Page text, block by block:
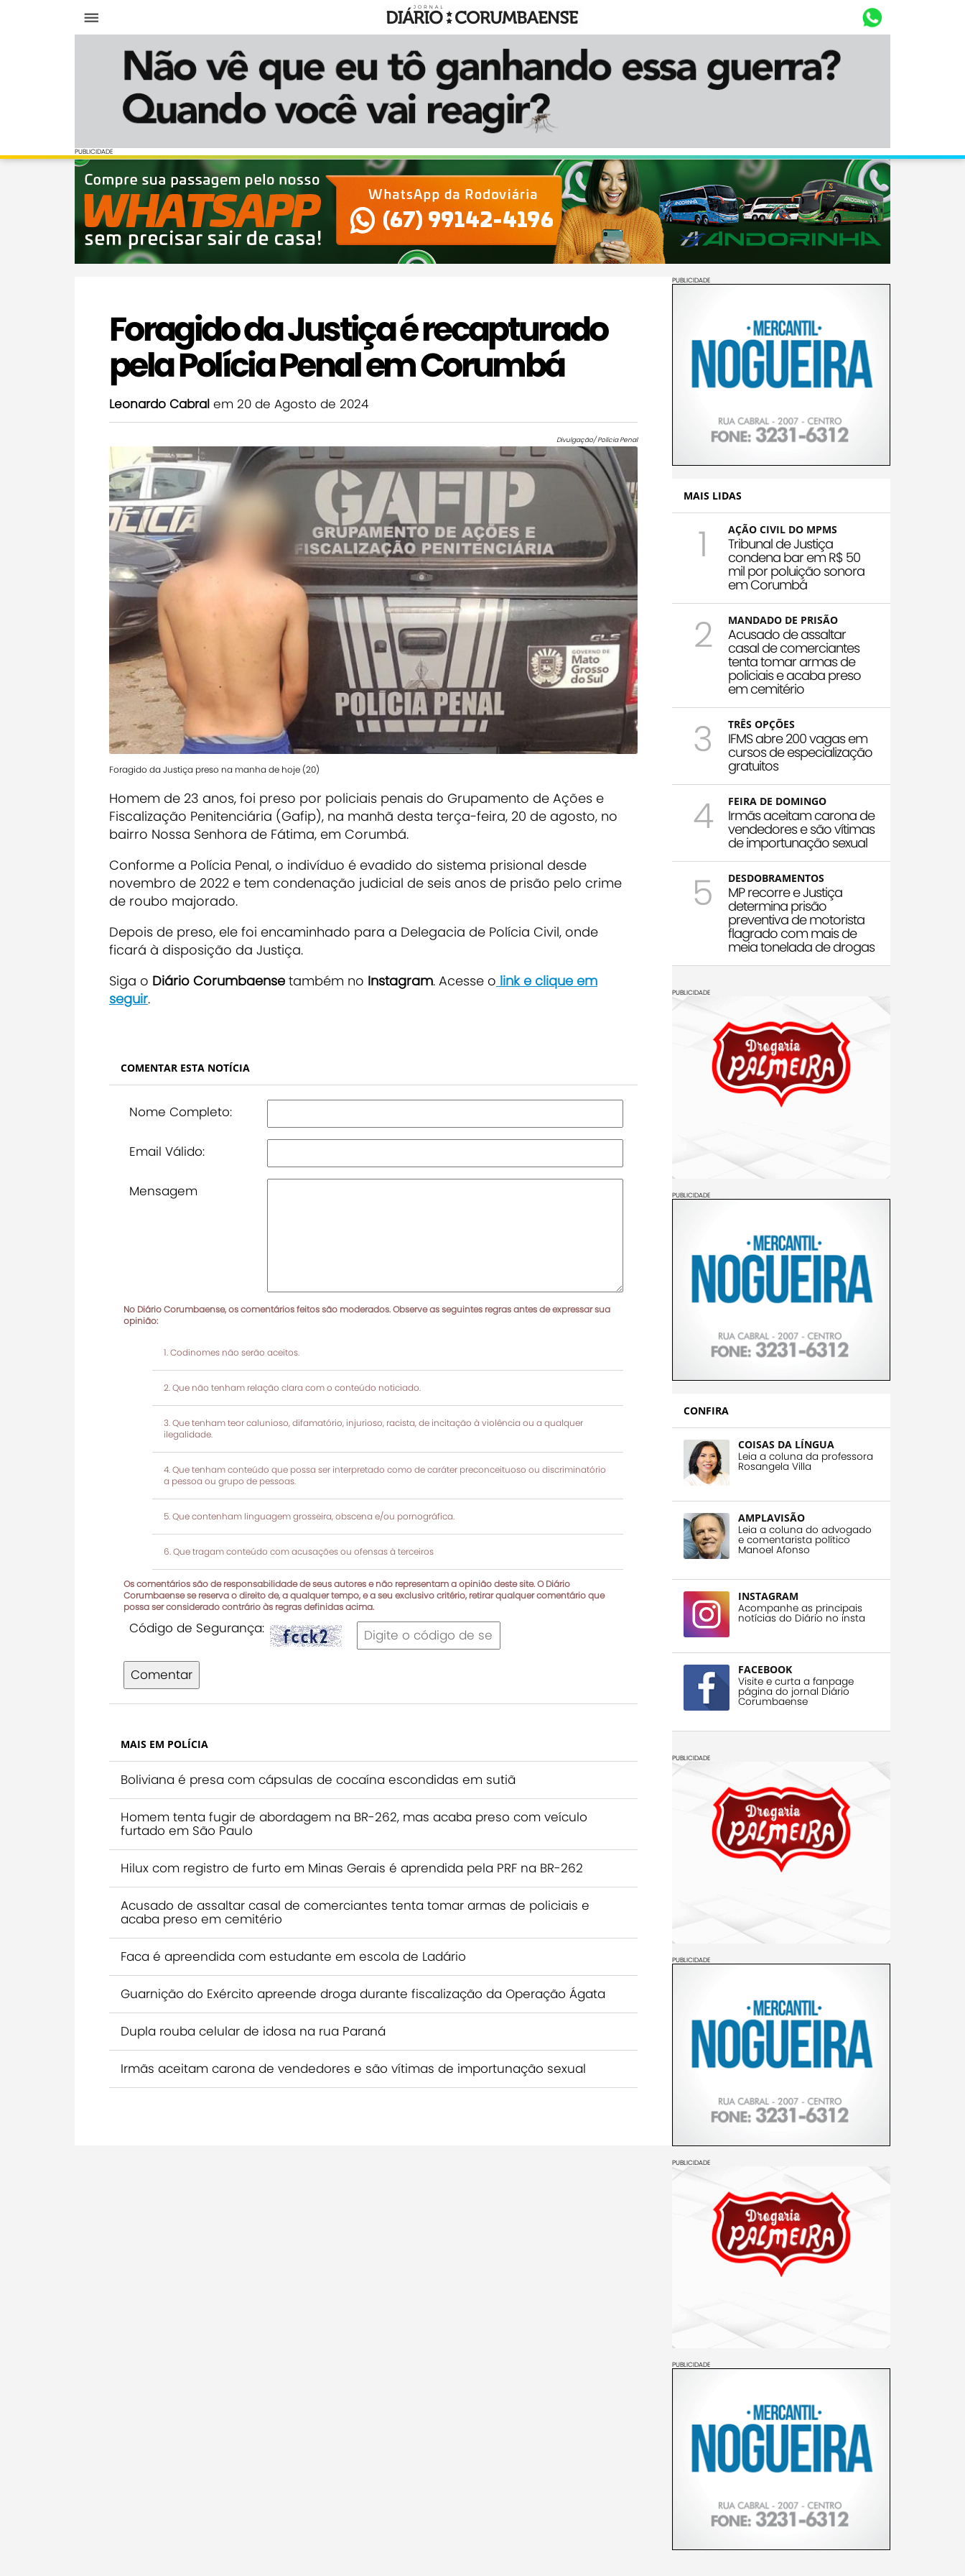
Diário Corumbaense
PUBLICIDADE
PUBLICIDADE
Foragido da Justiça é recapturado
pela Polícia Penal em Corumbá
Leonardo Cabral em 20 de Agosto de 2024
Divulgação/ Polícia Penal
Foragido da Justiça preso na manha de hoje (20)
Homem de 23 anos, foi preso por policiais penais do Grupamento de Ações e
Fiscalização Penitenciária (Gafip), na manhã desta terça-feira, 20 de agosto, no
bairro Nossa Senhora de Fátima, em Corumbá.
Conforme a Polícia Penal, o indivíduo é evadido do sistema prisional desde
novembro de 2022 e tem condenação judicial de seis anos de prisão pelo crime
de roubo majorado.
Depois de preso, ele foi encaminhado para a Delegacia de Polícia Civil, onde
ficará à disposição da Justiça.
Siga o Diário Corumbaense também no Instagram. Acesse o link e clique em
seguir.
COMENTAR ESTA NOTÍCIA
Nome Completo:
Email Válido:
Mensagem
No Diário Corumbaense, os comentários feitos são moderados. Observe as seguintes regras antes de expressar sua
opinião:
Codinomes não serão aceitos.
Que não tenham relação clara com o conteúdo noticiado.
Que tenham teor calunioso, difamatório, injurioso, racista, de incitação à violência ou a qualquer
ilegalidade.
Que tenham conteúdo que possa ser interpretado como de caráter preconceituoso ou discriminatório
a pessoa ou grupo de pessoas.
Que contenham linguagem grosseira, obscena e/ou pornográfica.
Que tragam conteúdo com acusações ou ofensas à terceiros
Os comentários são de responsabilidade de seus autores e não representam a opinião deste site. O Diário
Corumbaense se reserva o direito de, a qualquer tempo, e a seu exclusivo critério, retirar qualquer comentário que
possa ser considerado contrário às regras definidas acima.
Código de Segurança:
Comentar
MAIS EM POLÍCIA
Boliviana é presa com cápsulas de cocaína escondidas em sutiã
Homem tenta fugir de abordagem na BR-262, mas acaba preso com veículo
furtado em São Paulo
Hilux com registro de furto em Minas Gerais é aprendida pela PRF na BR-262
Acusado de assaltar casal de comerciantes tenta tomar armas de policiais e
acaba preso em cemitério
Faca é apreendida com estudante em escola de Ladário
Guarnição do Exército apreende droga durante fiscalização da Operação Ágata
Dupla rouba celular de idosa na rua Paraná
Irmãs aceitam carona de vendedores e são vítimas de importunação sexual
PUBLICIDADE
MAIS LIDAS
1 AÇÃO CIVIL DO MPMS
Tribunal de Justiça
condena bar em R$ 50
mil por poluição sonora
em Corumbá
2 MANDADO DE PRISÃO
Acusado de assaltar
casal de comerciantes
tenta tomar armas de
policiais e acaba preso
em cemitério
3 TRÊS OPÇÕES
IFMS abre 200 vagas em
cursos de especialização
gratuitos
4 FEIRA DE DOMINGO
Irmãs aceitam carona de
vendedores e são vítimas
de importunação sexual
5 DESDOBRAMENTOS
MP recorre e Justiça
determina prisão
preventiva de motorista
flagrado com mais de
meia tonelada de drogas
PUBLICIDADE
PUBLICIDADE
CONFIRA
COISAS DA LÍNGUA
Leia a coluna da professora
Rosangela Villa
AMPLAVISÃO
Leia a coluna do advogado
e comentarista político
Manoel Afonso
INSTAGRAM
Acompanhe as principais
notícias do Diário no insta
FACEBOOK
Visite e curta a fanpage
página do jornal Diário
Corumbaense
PUBLICIDADE
PUBLICIDADE
PUBLICIDADE
PUBLICIDADE